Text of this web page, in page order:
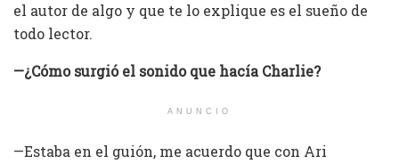
el autor de algo y que te lo explique es el sueño de
todo lector.
—¿Cómo surgió el sonido que hacía Charlie?
ANUNCIO
—Estaba en el guión, me acuerdo que con Ari